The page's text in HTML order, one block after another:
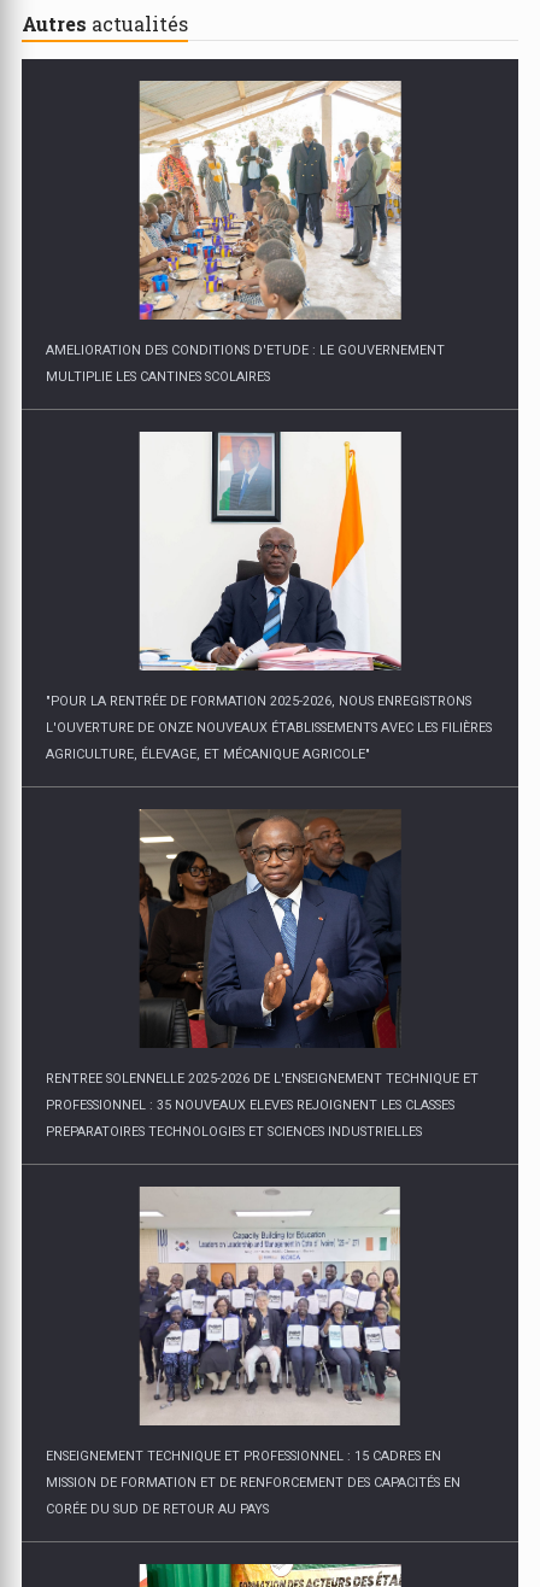
Autres actualités
AMELIORATION DES CONDITIONS D'ETUDE : LE GOUVERNEMENT
MULTIPLIE LES CANTINES SCOLAIRES
"POUR LA RENTRÉE DE FORMATION 2025-2026, NOUS ENREGISTRONS
L'OUVERTURE DE ONZE NOUVEAUX ÉTABLISSEMENTS AVEC LES FILIÈRES
AGRICULTURE, ÉLEVAGE, ET MÉCANIQUE AGRICOLE"
RENTREE SOLENNELLE 2025-2026 DE L'ENSEIGNEMENT TECHNIQUE ET
PROFESSIONNEL : 35 NOUVEAUX ELEVES REJOIGNENT LES CLASSES
PREPARATOIRES TECHNOLOGIES ET SCIENCES INDUSTRIELLES
ENSEIGNEMENT TECHNIQUE ET PROFESSIONNEL : 15 CADRES EN
MISSION DE FORMATION ET DE RENFORCEMENT DES CAPACITÉS EN
CORÉE DU SUD DE RETOUR AU PAYS